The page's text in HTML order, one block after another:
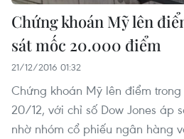
Chứng khoán Mỹ lên
sát mốc 20.000 điểm
21/12/2016 01:32
Chứng khoán Mỹ lên điểm
20/12, với chỉ số Dow Jones áp
nhờ nhóm cổ phiếu ngân hàng